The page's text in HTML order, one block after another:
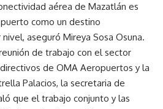
aérea de Mazatlán es
como un destino
aseguró Mireya Sosa Osuna.
de trabajo con el sector
de OMA Aeropuertos y la
Palacios, la secretaria de
que el trabajo conjunto y las